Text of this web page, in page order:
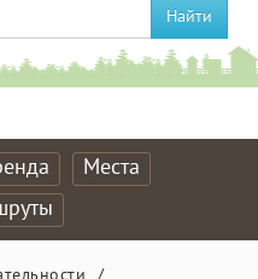
Найти
Места